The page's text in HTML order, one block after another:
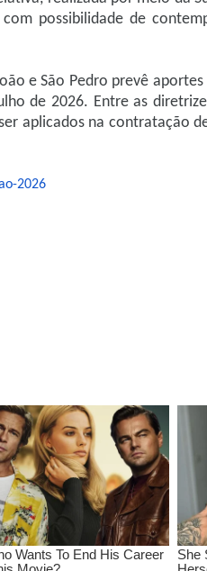
possibilidade de
e São Pedro prevê
de 2026. Entre as
aplicados na contratação
2026